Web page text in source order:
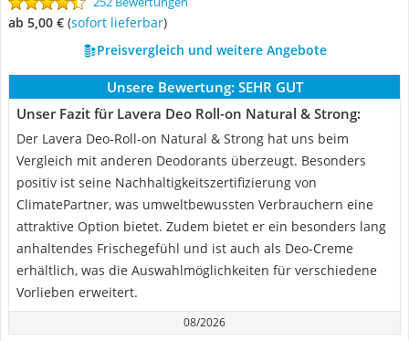
ab 5,00 € ( Sofort lieferbar)
Preisvergleich und weitere Angebote
Unsere Bewertung: SEHR GUT
Unser Fazit für Lavera Deo Roll-on Natural & Strong:
Der Lavera Deo-Roll-on Natural & Strong hat uns beim
Vergleich mit anderen Deodorants überzeugt. Besonders
positiv ist seine Nachhaltigkeitszertifizierung von
ClimatePartner, was umweltbewussten Verbrauchern eine
attraktive Option bietet. Zudem bietet er ein besonders lang
anhaltendes Frischegefühl und ist auch als Deo-Creme
erhältlich, was die Auswahlmöglichkeiten für verschiedene
Vorlieben erweitert.
08/2026